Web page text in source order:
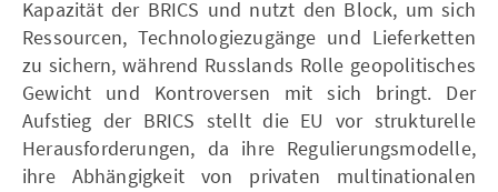
Kapazität der BRICS und nutzt den Block, um sich
Ressourcen, Technologiezugänge und Lieferketten
zu sichern, während Russlands Rolle geopolitisches
Gewicht und Kontroversen mit sich bringt. Der
Aufstieg der BRICS stellt die EU vor strukturelle
Herausforderungen, da ihre Regulierungsmodelle,
ihre Abhängigkeit von privaten multinationalen